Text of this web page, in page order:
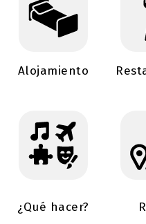
Alojamiento
¿Qué hacer?